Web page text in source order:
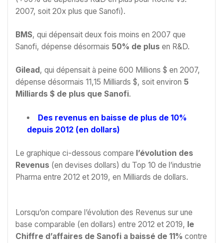
2007, soit 20x plus que Sanofi).
BMS, qui dépensait deux fois moins en 2007 que
Sanofi, dépense désormais 50% de plus en R&D.
Gilead , qui dépensait à peine 600 Millions $ en 2007,
dépense désormais 11,15 Milliards $, soit environ 5
Milliards $ de plus que Sanofi.
Des revenus en baisse de plus de 10%
depuis 2012 (en dollars)
Le graphique ci-dessous compare l’évolution des
Revenus (en devises dollars) du Top 10 de l’industrie
Pharma entre 2012 et 2019, en Milliards de dollars.
Lorsqu’on compare l’évolution des Revenus sur une
base comparable (en dollars) entre 2012 et 2019, le
Chiffre d’affaires de Sanofi a baissé de 11% contre